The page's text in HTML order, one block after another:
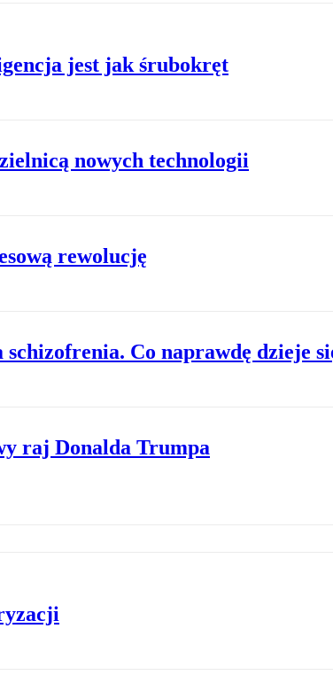
jest jak śrubokręt
nowych technologii
rewolucję
Co naprawdę dzieje
raj Donalda Trumpa